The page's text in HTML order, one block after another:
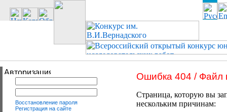
Восстановление пароля
Регистрация на сайте
Ошибка 404 / Файл
Страница, которую вы
нескольким причинам: